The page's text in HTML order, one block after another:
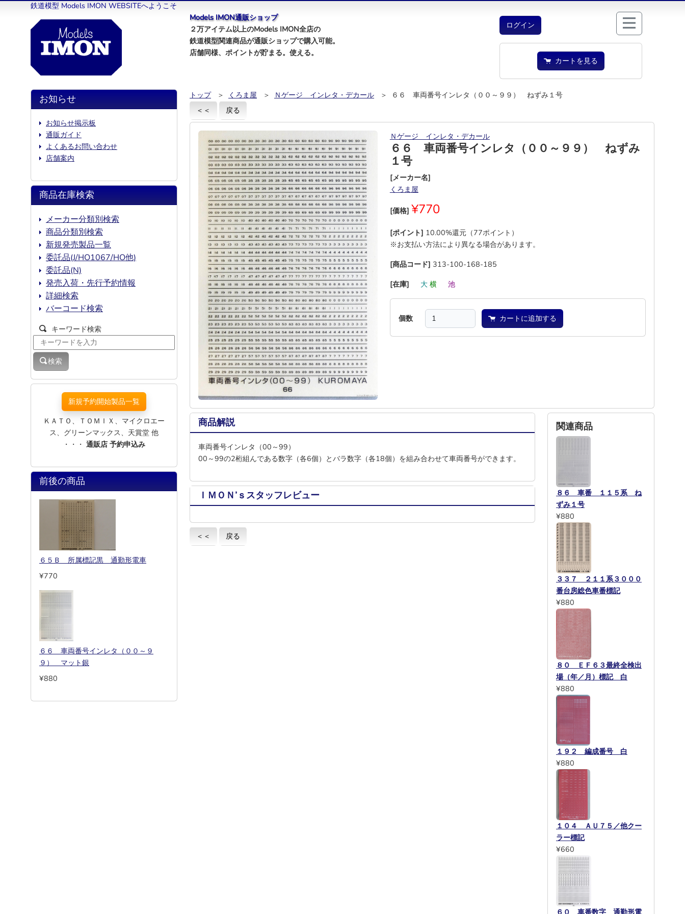
鉄道模型 Models IMON WEBSITEへようこそ
Models IMON通販ショップ
２万アイテム以上のModels IMON全店の
鉄道模型関連商品が通販ショップで購入可能。
店舗同様、ポイントが貯まる。使える。
ログイン
カートを見る
トップ ＞ くろま屋 ＞ Ｎゲージ インレタ・デカール
＞ ６６ 車両番号インレタ（００～９９） ねずみ１号
＜＜
戻る
Ｎゲージ インレタ・デカール
６６ 車両番号インレタ（００～９９） ねずみ
１号
[メーカー名]
くろま屋
[価格] ¥770
[ポイント] 10.00%還元（77ポイント）
※お支払い方法により異なる場合があります。
[商品コード] 313-100-168-185
[在庫]
大 横 池
個数 カートに追加する
商品解説
車両番号インレタ（00～99）
00～99の2桁組んである数字（各6個）とバラ数字（各18個）を組み合わせて車両番号ができます。
ＩＭＯＮ’ｓスタッフレビュー
＜＜ 戻る
関連商品
８６ 車番 １１５系 ね
ずみ１号
¥880
３３７ ２１１系３０００
番台房総色車番標記
¥880
８０ ＥＦ６３最終全検出
場（年／月）標記 白
¥880
１９２ 編成番号 白
¥880
１０４ ＡＵ７５／他クー
ラー標記
¥660
６０ 車番数字 通勤形電
お知らせ
お知らせ掲示板
通販ガイド
よくあるお問い合わせ
店舗案内
商品在庫検索
メーカー分類別検索
商品分類別検索
新規発売製品一覧
委託品(J/HO1067/HO他)
委託品(N)
発売入荷・先行予約情報
詳細検索
バーコード検索
キーワード検索
検索
新規予約開始製品一覧
ＫＡＴＯ、ＴＯＭＩＸ、マイクロエー
ス、グリーンマックス、天賞堂 他
・・・ 通販店 予約申込み
前後の商品
６５Ｂ 所属標記黒 通勤形電車
¥770
６６ 車両番号インレタ（００～９
９） マット銀
¥880